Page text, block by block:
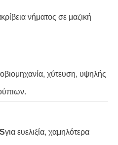
νήματος σε μαζική
χύτευση, υψηλής
για ευελιξία, χαμηλότερα